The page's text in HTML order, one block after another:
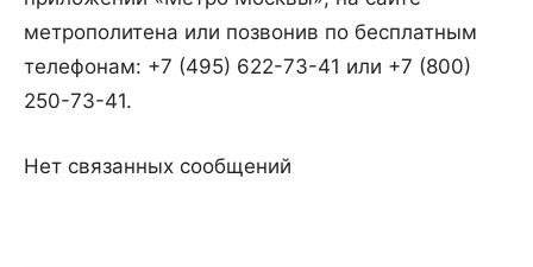
метрополитена или позвонив по бесплатным
телефонам: +7 (495) 622-73-41 или +7 (800)
250-73-41.
Нет связанных сообщений